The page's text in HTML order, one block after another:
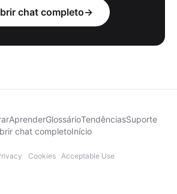
chat completo→
AprenderGlossárioTendênciasSuporte
chat completoInício
Cookies Acceptable Use